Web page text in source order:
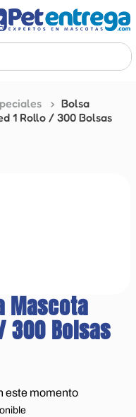
Bolsa
1 Rollo / 300 Bolsas
Mascota
300 Bolsas
este momento